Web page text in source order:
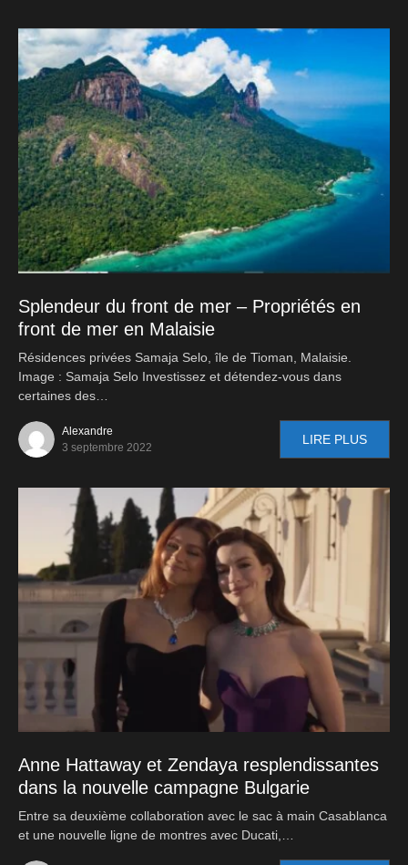
Splendeur du front de mer – Propriétés en
front de mer en Malaisie
Résidences privées Samaja Selo, île de Tioman, Malaisie.
Image : Samaja Selo Investissez et détendez-vous dans
Alexandre
Anne Hattaway et Zendaya resplendissantes
dans la nouvelle campagne Bulgarie
Entre sa deuxième collaboration avec le sac à main Casablanca